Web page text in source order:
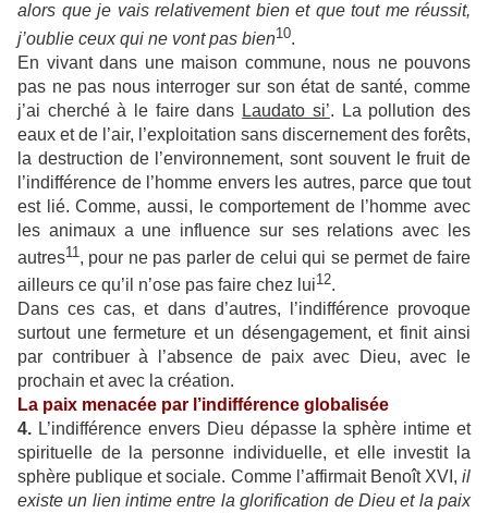
alors que je vais relativement bien et que tout me réussit,
j’oublie ceux qui ne vont pas bien10.
En vivant dans une maison commune, nous ne pouvons
pas ne pas nous interroger sur son état de santé, comme
j’ai cherché à le faire dans Laudato si’. La pollution des
eaux et de l’air, l’exploitation sans discernement des forêts,
la destruction de l’environnement, sont souvent le fruit de
l’indifférence de l’homme envers les autres, parce que tout
est lié. Comme, aussi, le comportement de l’homme avec
les animaux a une influence sur ses relations avec les
autres11 , pour ne pas parler de celui qui se permet de faire
ailleurs ce qu’il n’ose pas faire chez lui12.
Dans ces cas, et dans d’autres, l’indifférence provoque
surtout une fermeture et un désengagement, et finit ainsi
par contribuer à l’absence de paix avec Dieu, avec le
prochain et avec la création.
La paix menacée par l’indifférence globalisée
4. L’indifférence envers Dieu dépasse la sphère intime et
spirituelle de la personne individuelle, et elle investit la
sphère publique et sociale. Comme l’affirmait Benoît XVI, il
existe un lien intime entre la glorification de Dieu et la paix